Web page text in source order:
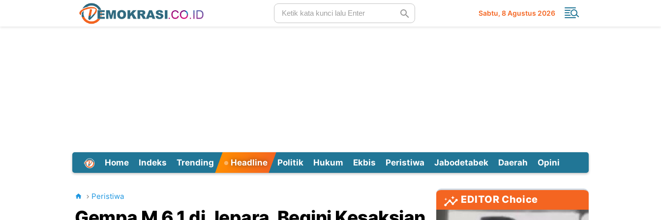
Sabtu 8 Agustus 2026
Home Indeks Trending Headline Politik Hukum Ekbis Peristiwa Jabodetabek Daerah Opini
Peristiwa EDITOR Choice